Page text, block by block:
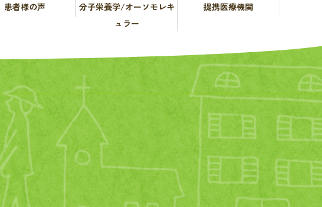
患者様の声
分子栄養学/オーソモレキ
ュラー
提携医療機関